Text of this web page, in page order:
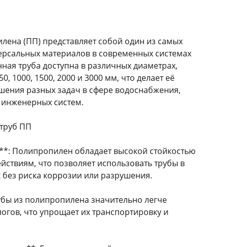
(ПП) представляет собой один из самых
материалов в современных системах
труба доступна в различных диаметрах,
1000, 1500, 2000 и 3000 мм, что делает её
разных задач в сфере водоснабжения,
систем.
ПП
Полипропилен обладает высокой стойкостью
что позволяет использовать трубы в
без риска коррозии или разрушения.
из полипропилена значительно легче
что упрощает их транспортировку и